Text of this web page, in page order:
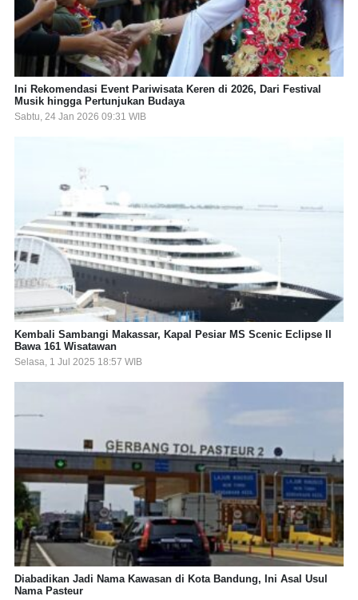
Ini Rekomendasi Event Pariwisata Keren di 2026, Dari Festival
Musik hingga Pertunjukan Budaya
Sabtu, 24 Jan 2026 09:31 WIB
Kembali Sambangi Makassar, Kapal Pesiar MS Scenic Eclipse II
Bawa 161 Wisatawan
Selasa, 1 Jul 2025 18:57 WIB
Diabadikan Jadi Nama Kawasan di Kota Bandung, Ini Asal Usul
Nama Pasteur